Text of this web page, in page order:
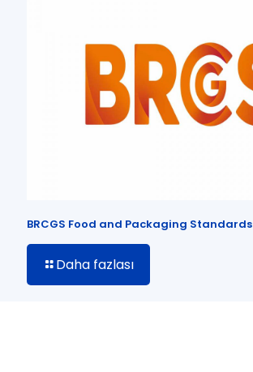
BRCGS Food and Packaging Standards
Daha fazlası